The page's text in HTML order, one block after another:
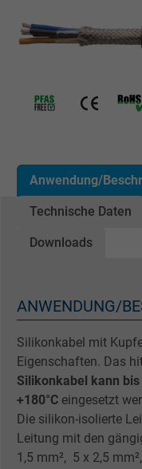
Anwendung/
Technische Daten
Downloads
ANWENDUNG/
Silikonkabel mit
Eigenschaften. Das
Silikonkabel kann
+180°C eingesetzt
Die silikon-isolierte
Leitung mit den
1,5 mm², 5 x 2,5